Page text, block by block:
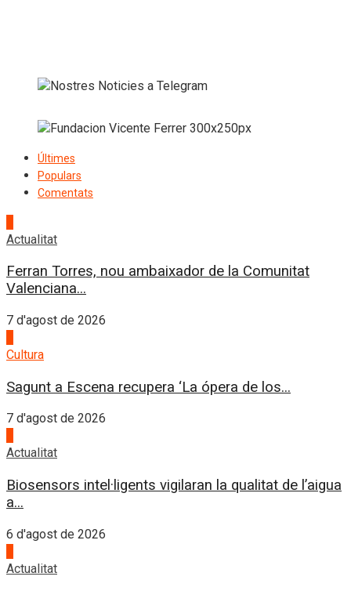
Últimes
Populars
Comentats
Actualitat
Ferran Torres, nou ambaixador de la Comunitat
Valenciana...
7 d'agost de 2026
Cultura
Sagunt a Escena recupera ‘La ópera de los...
7 d'agost de 2026
Actualitat
Biosensors intel·ligents vigilaran la qualitat de l’aigua
a...
6 d'agost de 2026
Actualitat